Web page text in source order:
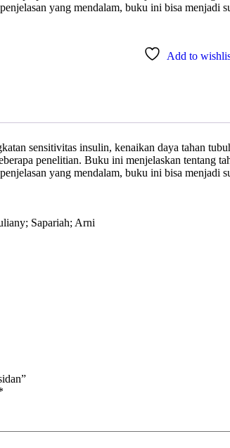
yang mendalam, buku ini bisa menjadi
Add to
sensitivitas insulin, kenaikan daya tahan
penelitian. Buku ini menjelaskan tentang
yang mendalam, buku ini bisa menjadi
Sapariah; Arni